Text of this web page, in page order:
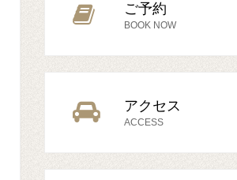
ご予約
BOOK NOW
アクセス
ACCESS